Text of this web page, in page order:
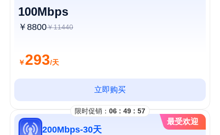
100Mbps
￥8800￥11440
￥293/天
立即购买
限时促销： 06 : 49 : 56
最受欢迎
200Mbps-30天